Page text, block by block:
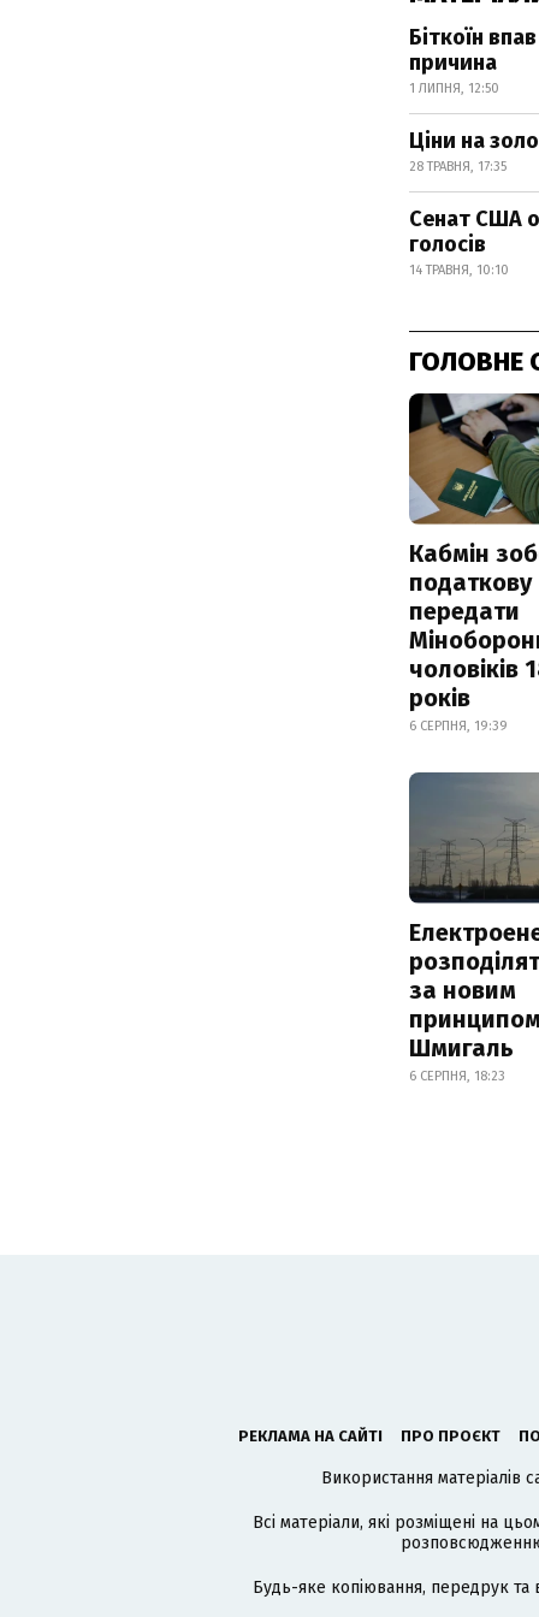
Біткоїн
причина
1 ЛИПНЯ, 12:50
Ціни на
28 ТРАВНЯ, 17:35
Сенат США
голосів
14 ТРАВНЯ, 10:10
ГОЛОВНЕ
Кабмін
податкову
передати
чоловіків
років
6 СЕРПНЯ, 19:39
за новим
Шмигаль
6 СЕРПНЯ, 18:23
РЕКЛАМА НА САЙТІ ПРО ПРОЄКТ
Використання матеріалів
Всі матеріали, які розміщені на
розповсюдженню
Будь-яке копіювання, передрук та